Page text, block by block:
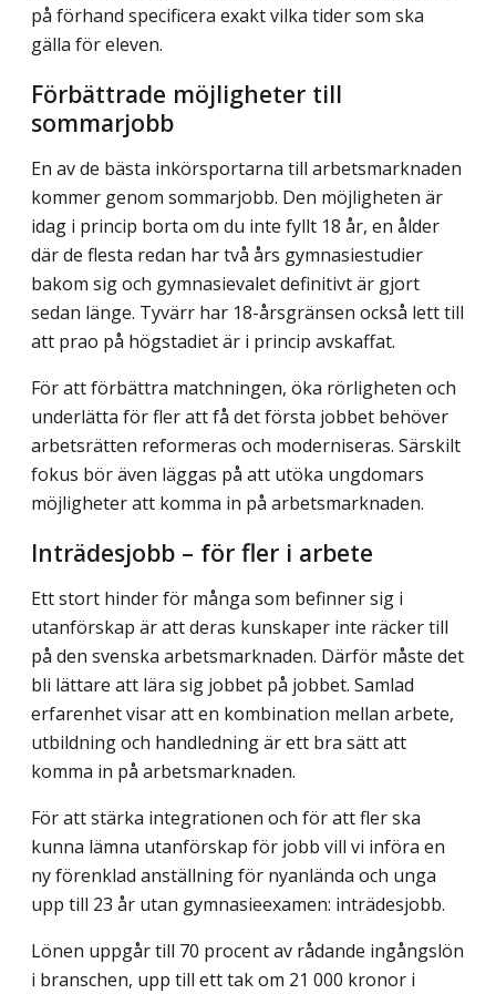
på förhand specificera exakt vilka tider som ska
gälla för eleven.
Förbättrade möjligheter till
sommarjobb
En av de bästa inkörsportarna till arbetsmarknaden
kommer genom sommarjobb. Den möjligheten är
idag i princip borta om du inte fyllt 18 år, en ålder
där de flesta redan har två års gymnasiestudier
bakom sig och gymnasievalet definitivt är gjort
sedan länge. Tyvärr har 18-årsgränsen också lett till
att prao på högstadiet är i princip avskaffat.
För att förbättra matchningen, öka rörligheten och
underlätta för fler att få det första jobbet behöver
arbetsrätten reformeras och moderniseras. Särskilt
fokus bör även läggas på att utöka ungdomars
möjligheter att komma in på arbetsmarknaden.
Inträdesjobb – för fler i arbete
Ett stort hinder för många som befinner sig i
utanförskap är att deras kunskaper inte räcker till
på den svenska arbetsmarknaden. Därför måste det
bli lättare att lära sig job­bet på jobbet. Samlad
erfarenhet visar att en kombination mellan arbete,
utbildning och handledning är ett bra sätt att
komma in på arbetsmarknaden.
För att stärka integrationen och för att fler ska
kunna lämna utanförskap för jobb vill vi införa en
ny förenklad anställning för nyanlända och unga
upp till 23 år utan gymnasie­examen: inträdesjobb.
Lönen uppgår till 70 procent av rådande ingångslön
i branschen, upp till ett tak om 21 000 kronor i